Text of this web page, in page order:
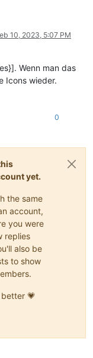
10, 2023, 5:07 PM
Wenn man das
Icons wieder.
0
yet.
the same
account,
you were
replies
also be
to show
💗